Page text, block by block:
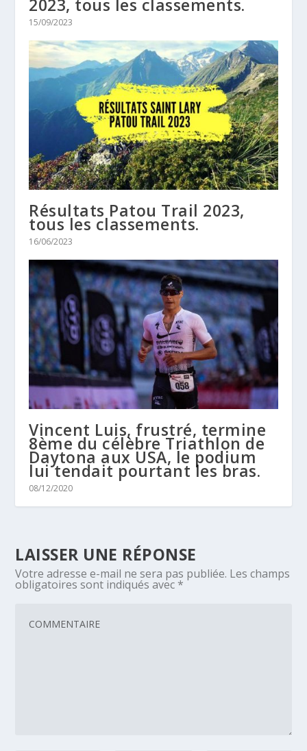
2023, tous les classements.
15/09/2023
Résultats Patou Trail 2023,
tous les classements.
16/06/2023
Vincent Luis, frustré, termine
8ème du célèbre Triathlon de
Daytona aux USA, le podium
lui tendait pourtant les bras.
08/12/2020
LAISSER UNE RÉPONSE
Votre adresse e-mail ne sera pas publiée. Les champs
obligatoires sont indiqués avec *